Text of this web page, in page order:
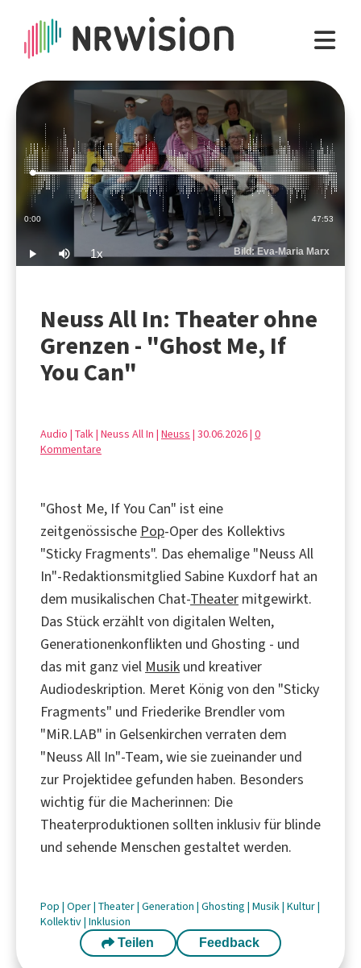
Play Mute 1xPlayback
Rate
Bild: Eva-Maria Marx
Current
0:00 Duration
47:53
Loaded:
0.35%
Neuss All In: Theater ohne
Grenzen - "Ghost Me, If
You Can"
Audio | Talk | Neuss All In | Neuss | 30.06.2026 | 0
Kommentare
"Ghost Me, If You Can" ist eine
zeitgenössische Pop-Oper des Kollektivs
"Sticky Fragments". Das ehemalige "Neuss All
In"-Redaktionsmitglied Sabine Kuxdorf hat an
dem musikalischen Chat-Theater mitgewirkt.
Das Stück erzählt von digitalen Welten,
Generationenkonflikten und Ghosting - und
das mit ganz viel Musik und kreativer
Audiodeskription. Meret König von den "Sticky
Fragments" und Friederike Brendler vom
"MiR.LAB" in Gelsenkirchen verraten dem
"Neuss All In"-Team, wie sie zueinander und
zur Projektidee gefunden haben. Besonders
wichtig für die Macherinnen: Die
Theaterproduktionen sollten inklusiv für blinde
und sehende Menschen gestaltet werden.
Pop | Oper| Theater| Generation | Ghosting | Musik| Kultur|
Kollektiv| Inklusion
Teilen Feedback